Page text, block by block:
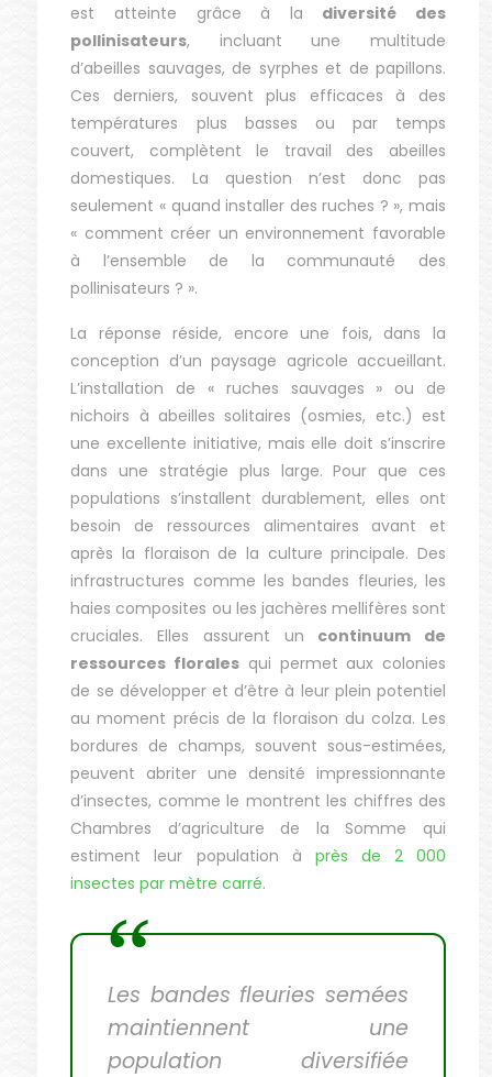
est atteinte grâce à la diversité des
pollinisateurs, incluant une multitude
d’abeilles sauvages, de syrphes et de papillons.
Ces derniers, souvent plus efficaces à des
températures plus basses ou par temps
couvert, complètent le travail des abeilles
domestiques. La question n’est donc pas
seulement « quand installer des ruches ? », mais
« comment créer un environnement favorable
à l’ensemble de la communauté des
pollinisateurs ? ».
La réponse réside, encore une fois, dans la
conception d’un paysage agricole accueillant.
L’installation de « ruches sauvages » ou de
nichoirs à abeilles solitaires (osmies, etc.) est
une excellente initiative, mais elle doit s’inscrire
dans une stratégie plus large. Pour que ces
populations s’installent durablement, elles ont
besoin de ressources alimentaires avant et
après la floraison de la culture principale. Des
infrastructures comme les bandes fleuries, les
haies composites ou les jachères mellifères sont
cruciales. Elles assurent un continuum de
ressources florales qui permet aux colonies
de se développer et d’être à leur plein potentiel
au moment précis de la floraison du colza. Les
bordures de champs, souvent sous-estimées,
peuvent abriter une densité impressionnante
d’insectes, comme le montrent les chiffres des
Chambres d’agriculture de la Somme qui
estiment leur population à près de 2 000
insectes par mètre carré.
Les bandes fleuries semées
maintiennent une
population diversifiée